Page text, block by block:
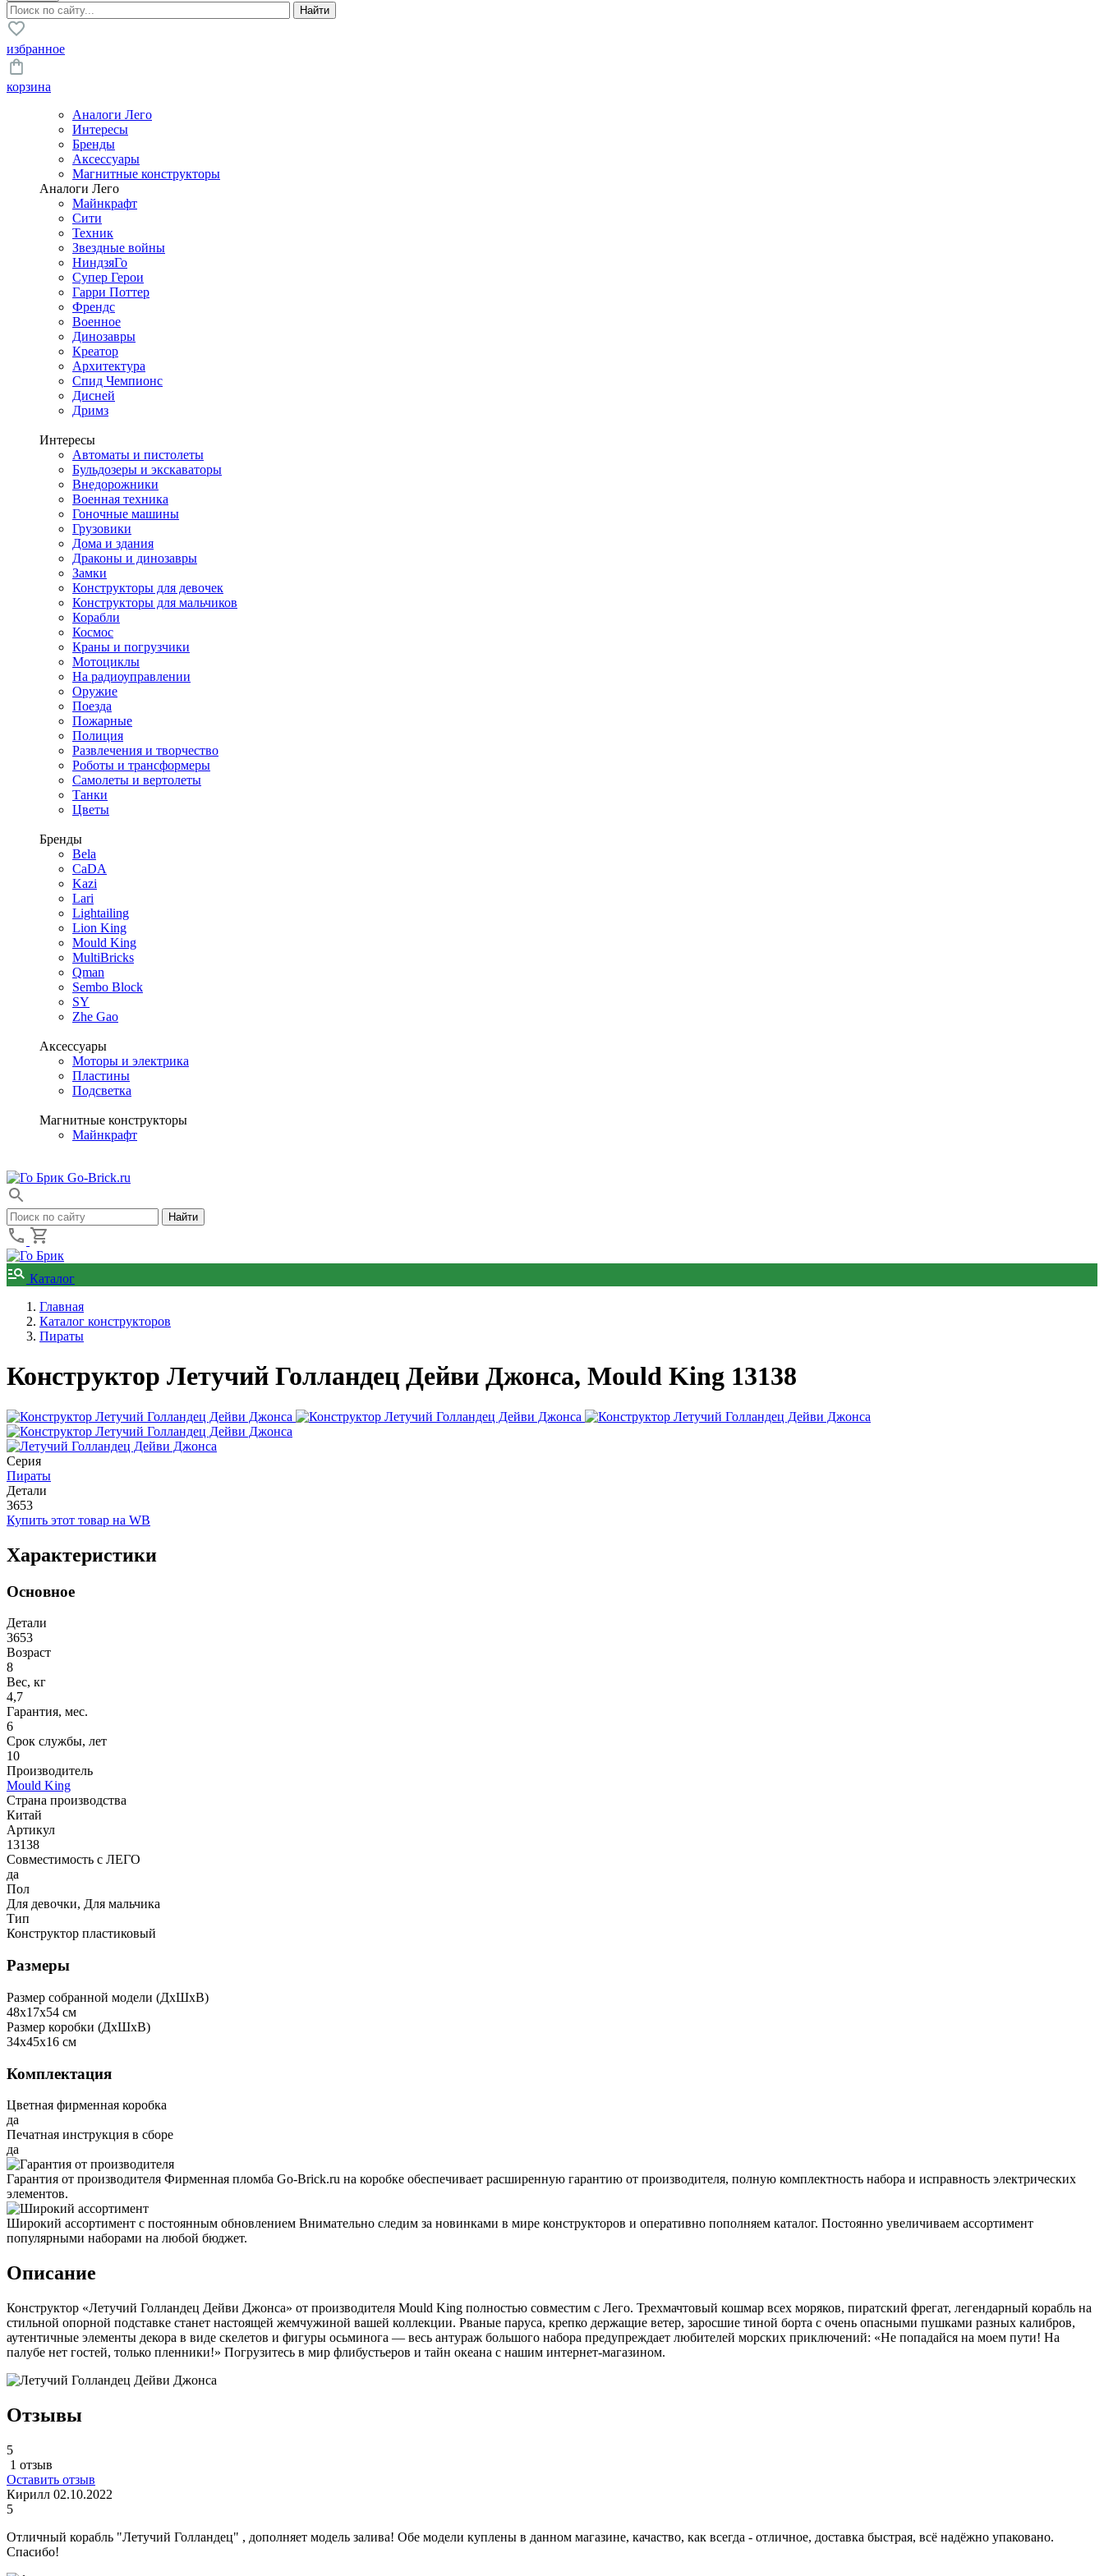
избранное
корзина
Аналоги Лего
Интересы
Бренды
Аксессуары
Магнитные конструкторы
Аналоги Лего
Майнкрафт
Сити
Техник
Звездные войны
НиндзяГо
Супер Герои
Гарри Поттер
Френдс
Военное
Динозавры
Креатор
Архитектура
Спид Чемпионс
Дисней
Дримз
Интересы
Автоматы и пистолеты
Бульдозеры и экскаваторы
Внедорожники
Военная техника
Гоночные машины
Грузовики
Дома и здания
Драконы и динозавры
Замки
Конструкторы для девочек
Конструкторы для мальчиков
Корабли
Космос
Краны и погрузчики
Мотоциклы
На радиоуправлении
Оружие
Поезда
Пожарные
Полиция
Развлечения и творчество
Роботы и трансформеры
Самолеты и вертолеты
Танки
Цветы
Бренды
Bela
CaDA
Kazi
Lari
Lightailing
Lion King
Mould King
MultiBricks
Qman
Sembo Block
SY
Zhe Gao
Аксессуары
Моторы и электрика
Пластины
Подсветка
Магнитные конструкторы
Майнкрафт
Go-Brick.ru
Каталог
Главная
Каталог конструкторов
Пираты
Конструктор Летучий Голландец Дейви Джонса, Mould King 13138
Серия
Пираты
Детали
3653
Купить этот товар на WB
Характеристики
Основное
Детали
3653
Возраст
8
Вес, кг
4,7
Гарантия, мес.
6
Срок службы, лет
10
Производитель
Mould King
Страна производства
Китай
Артикул
13138
Совместимость с ЛЕГО
да
Пол
Для девочки, Для мальчика
Тип
Конструктор пластиковый
Размеры
Размер собранной модели (ДxШxВ)
48x17x54 см
Размер коробки (ДxШxВ)
34x45x16 см
Комплектация
Цветная фирменная коробка
да
Печатная инструкция в сборе
да
Гарантия от производителя Фирменная пломба Go-Brick.ru на коробке обеспечивает расширенную гарантию от производителя, полную комплектность набора и исправность электрических
элементов.
Широкий ассортимент с постоянным обновлением Внимательно следим за новинками в мире конструкторов и оперативно пополняем каталог. Постоянно увеличиваем ассортимент
популярными наборами на любой бюджет.
Описание
Конструктор «Летучий Голландец Дейви Джонса» от производителя Mould King полностью совместим с Лего. Трехмачтовый кошмар всех моряков, пиратский фрегат, легендарный корабль на
стильной опорной подставке станет настоящей жемчужиной вашей коллекции. Рваные паруса, крепко держащие ветер, заросшие тиной борта с очень опасными пушками разных калибров,
аутентичные элементы декора в виде скелетов и фигуры осьминога — весь антураж большого набора предупреждает любителей морских приключений: «Не попадайся на моем пути! На
палубе нет гостей, только пленники!» Погрузитесь в мир флибустьеров и тайн океана с нашим интернет-магазином.
Отзывы
5
1 отзыв
Оставить отзыв
Кирилл 02.10.2022
5
Отличный корабль "Летучий Голландец" , дополняет модель залива! Обе модели куплены в данном магазине, качаство, как всегда - отличное, доставка быстрая, всё надёжно упаковано.
Спасибо!